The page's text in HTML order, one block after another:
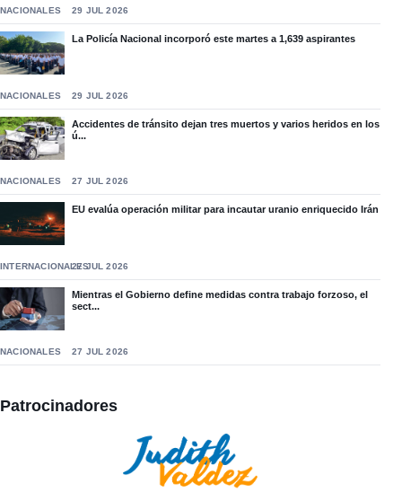
NACIONALES 29 JUL 2026
La Policía Nacional incorporó este martes a 1,639 aspirantes
NACIONALES 29 JUL 2026
Accidentes de tránsito dejan tres muertos y varios heridos en los
ú...
NACIONALES 27 JUL 2026
EU evalúa operación militar para incautar uranio enriquecido Irán
INTERNACIONALES27 JUL 2026
Mientras el Gobierno define medidas contra trabajo forzoso, el
sect...
NACIONALES 27 JUL 2026
Patrocinadores